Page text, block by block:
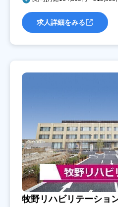
求人詳細をみる
牧野リハビリテーショ